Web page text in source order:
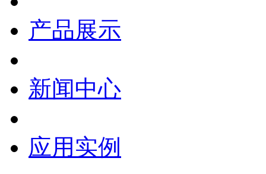
产品展示
新闻中心
应用实例